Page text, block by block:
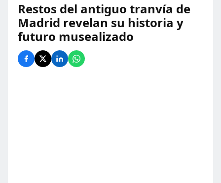
Restos del antiguo tranvía de
Madrid revelan su historia y
futuro musealizado